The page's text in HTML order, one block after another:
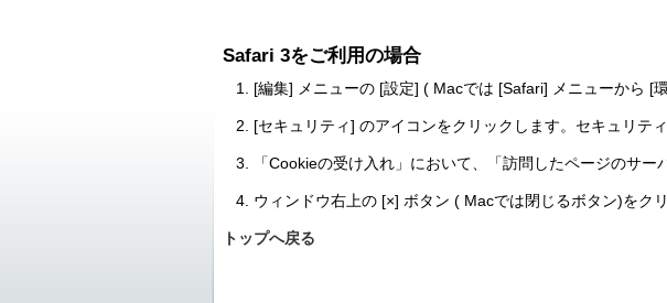
Safari 3をご利用の場合
[編集] メニューの [設定] ( Macでは [Safari] メニューから [
[セキュリティ] のアイコンをクリックします。セキュリテ
「Cookieの受け入れ」において、「訪問したページのサ
ウィンドウ右上の [×] ボタン ( Macでは閉じるボタン)をク
トップへ戻る